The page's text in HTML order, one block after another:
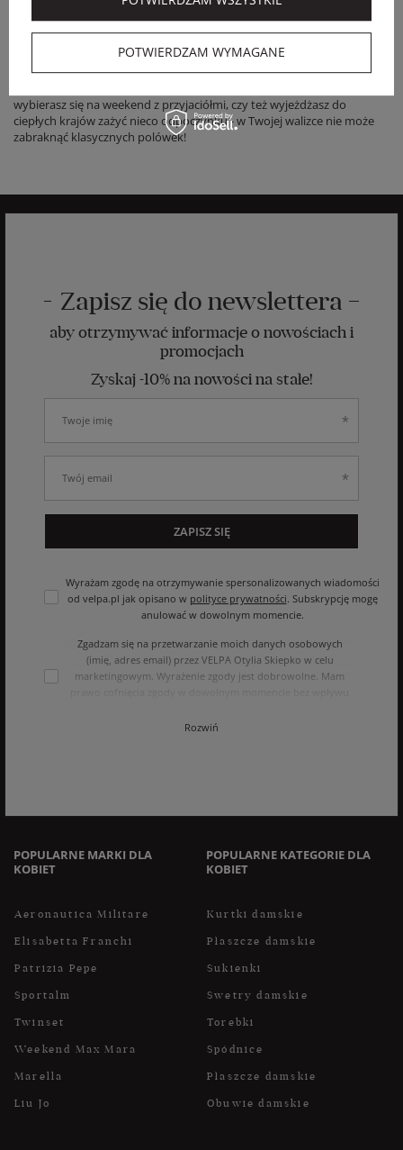
W naszej ofercie proponujemy polo z górnej półki, czyli modele od
Emporio Armani Swimwear. To jakość widoczna już na pierwszy rzut
oka, i wcale nie mamy tu na myśli charakterystycznego logo!Koszulki
Emporio Armani Swimwearsą perfekcyjnie skrojone, uszyte i
wykończone, dzięki czemu idealnie podkreślają sylwetkę. Dostępne w
wybierasz się na weekend z przyjaciółmi, czy też wyjeżdżasz do
ciepłych krajów zażyć nieco odpoczynku - w Twojej walizce nie może
zabraknąć klasycznych polówek!
Zapisz się do newslettera
aby otrzymywać informacje o nowościach i
promocjach
Zyskaj -10% na nowości na stałe!
Wyrażam zgodę na otrzymywanie spersonalizowanych wiadomości
od velpa.pl jak opisano w polityce prywatności. Subskrypcję mogę
anulować w dowolnym momencie.
Zgadzam się na przetwarzanie moich danych osobowych
(imię, adres email) przez VELPA Otylia Skiepko w celu
marketingowym. Wyrażenie zgody jest dobrowolne. Mam
podstawie zgody przed jej cofnięciem. Mam prawo dostępu
Rozwiń
ZAPISZ SIĘ
POPULARNE MARKI DLA
KOBIET
Aeronautica Militare
Elisabetta Franchi
Patrizia Pepe
Sportalm
Twinset
Weekend Max Mara
Marella
Liu Jo
POPULARNE KATEGORIE DLA
KOBIET
Kurtki damskie
Płaszcze damskie
Sukienki
Swetry damskie
Torebki
Spódnice
Płaszcze damskie
Obuwie damskie
POTWIERDZAM WYMAGANE